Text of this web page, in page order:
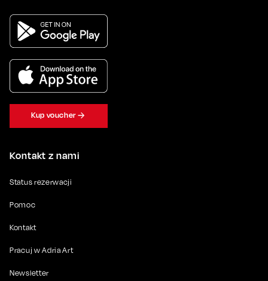
Kontakt z nami
Status rezerwacji
Pomoc
Kontakt
Pracuj w Adria Art
Newsletter
Kup voucher